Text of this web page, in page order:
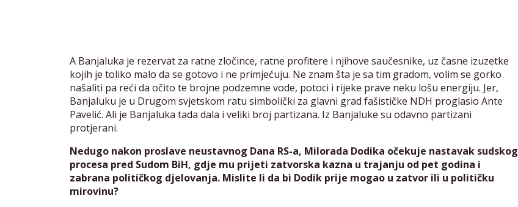
A Banjaluka je rezervat za ratne zločince, ratne profitere i njihove saučesnike, uz časne izuzetke
kojih je toliko malo da se gotovo i ne primjećuju. Ne znam šta je sa tim gradom, volim se gorko
našaliti pa reći da očito te brojne podzemne vode, potoci i rijeke prave neku lošu energiju. Jer,
Banjaluku je u Drugom svjetskom ratu simbolički za glavni grad fašističke NDH proglasio Ante
Pavelić. Ali je Banjaluka tada dala i veliki broj partizana. Iz Banjaluke su odavno partizani
protjerani.
Nedugo nakon proslave neustavnog Dana RS-a, Milorada Dodika očekuje nastavak sudskog
procesa pred Sudom BiH, gdje mu prijeti zatvorska kazna u trajanju od pet godina i
zabrana političkog djelovanja. Mislite li da bi Dodik prije mogao u zatvor ili u političku
mirovinu?